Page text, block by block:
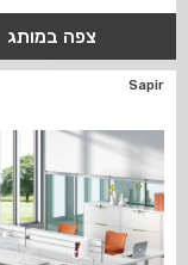
צפה במותג
Sapir